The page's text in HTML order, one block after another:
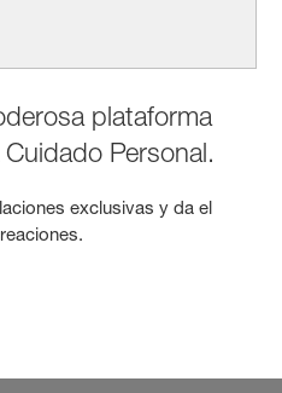
plataforma
Personal.
exclusivas y da el